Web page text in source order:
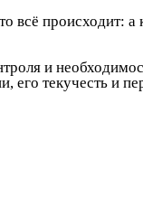
всё происходит:
и
текучесть и